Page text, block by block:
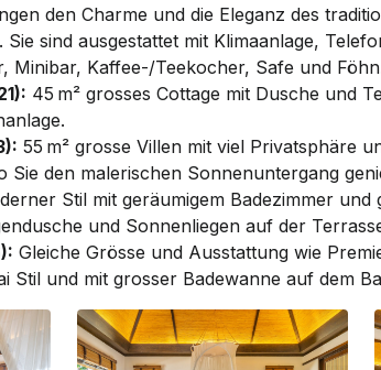
den Charme und die Eleganz des
Sie sind ausgestattet mit Klimaanlage,
Minibar, Kaffee-/Teekocher, Safe und
45 m² grosses Cottage mit Dusche und
55 m² grosse Villen mit viel Privat­s­phäre
Sie den malerischen Sonnenuntergang
Stil mit geräumigem Badezimmer und
und Sonnenliegen auf der
Gleiche Grösse und Ausstattung wie
Stil und mit grosser Badewanne auf dem